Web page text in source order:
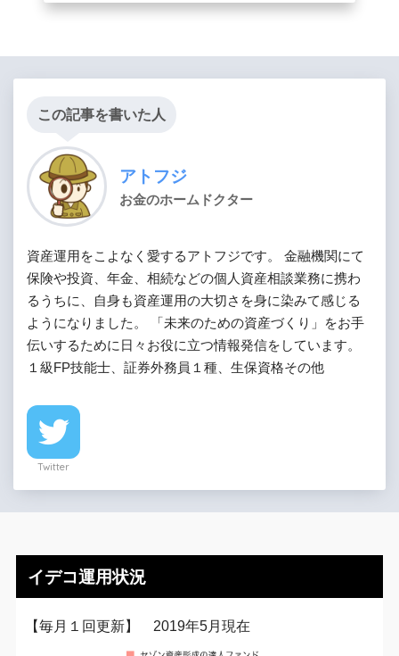
この記事を書いた人
アトフジ
お金のホームドクター
資産運用をこよなく愛するアトフジです。 金融機関にて
保険や投資、年金、相続などの個人資産相談業務に携わ
るうちに、自身も資産運用の大切さを身に染みて感じる
ようになりました。 「未来のための資産づくり」をお手
伝いするために日々お役に立つ情報発信をしています。
１級FP技能士、証券外務員１種、生保資格その他
Twitter
イデコ運用状況
【毎月１回更新】 2019年5月現在